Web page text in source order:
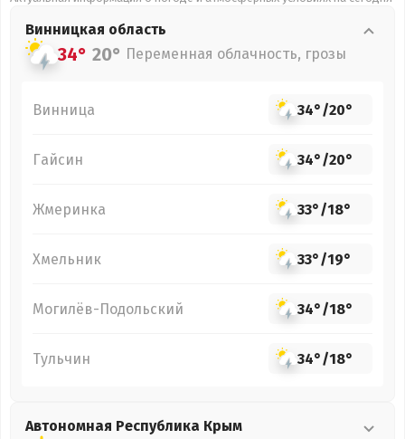
Винницкая область
34° 20° Переменная облачность, грозы
Винница 34°/20°
Гайсин 34°/20°
Жмеринка 33°/18°
Хмельник 33°/19°
Могилёв-Подольский 34°/18°
Тульчин 34°/18°
Автономная Республика Крым